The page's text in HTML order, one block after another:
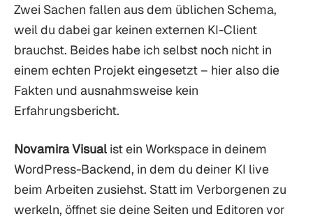
Zwei Sachen fallen aus dem üblichen Schema,
weil du dabei gar keinen externen KI-Client
brauchst. Beides habe ich selbst noch nicht in
einem echten Projekt eingesetzt – hier also die
Fakten und ausnahmsweise kein
Erfahrungsbericht.
Novamira Visual ist ein Workspace in deinem
WordPress-Backend, in dem du deiner KI live
beim Arbeiten zusiehst. Statt im Verborgenen zu
werkeln, öffnet sie deine Seiten und Editoren vor